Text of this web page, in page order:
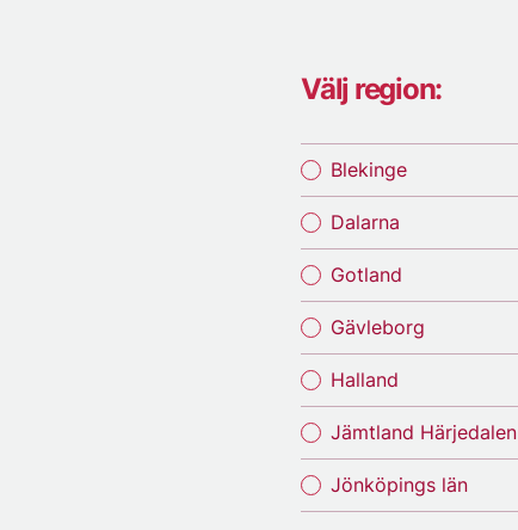
Välj region:
Blekinge
Dalarna
Gotland
Gävleborg
Halland
Jämtland Härjedalen
Jönköpings län